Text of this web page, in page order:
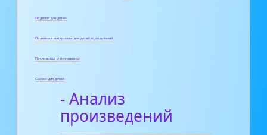
Поделки для детей
Полезные материалы для детей и родителей
Пословицы и поговорки
Сказки для детей
- Анализ
произведений